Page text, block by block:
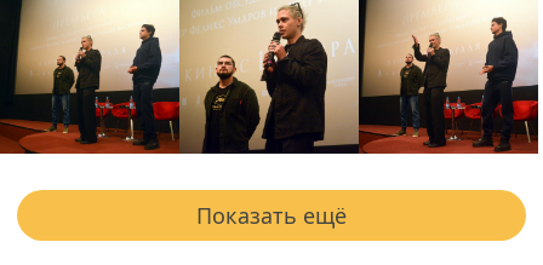
Показать ещё